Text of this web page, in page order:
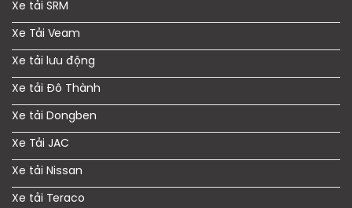
Xe tải SRM
Xe Tải Veam
Xe tải lưu động
Xe tải Đô Thành
Xe tải Dongben
Xe Tải JAC
Xe tải Nissan
Xe tải Teraco